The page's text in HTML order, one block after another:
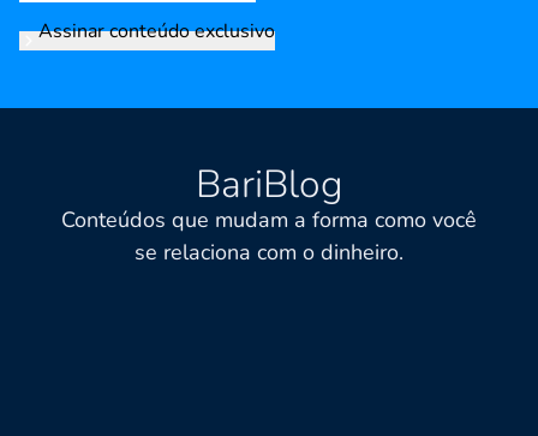
Assinar conteúdo exclusivo
BariBlog
Conteúdos que mudam a forma como você
se relaciona com o dinheiro.